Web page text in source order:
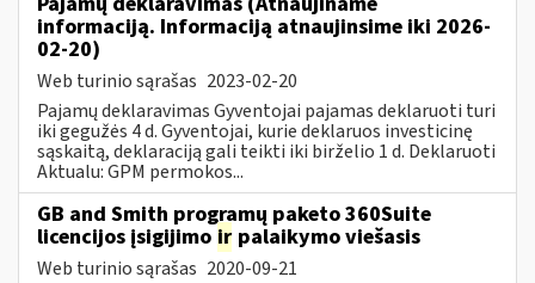
informaciją. Informaciją atnaujinsime iki 2026-
02-20)
Web turinio sąrašas 2023-02-20
Pajamų deklaravimas Gyventojai pajamas deklaruoti turi
iki gegužės 4 d. Gyventojai, kurie deklaruos investicinę
sąskaitą, deklaraciją gali teikti iki birželio 1 d. Deklaruoti
Aktualu: GPM permokos...
GB and Smith programų paketo 360Suite
licencijos įsigijimo ir palaikymo viešasis
Web turinio sąrašas 2020-09-21